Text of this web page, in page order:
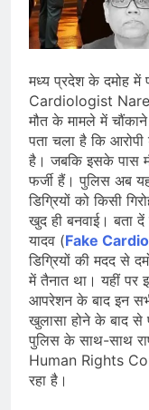
मध्य प्रदेश के दमोह में
Cardiologist
मौत के मामले में
पता चला है कि आरोपी
है। जबकि इसके पास
फर्जी हैं। पुलिस अब
डिग्रियों को किसी
खुद ही बनवाई। बता दें
यादव (Fake
डिग्रियों की मदद से
में तैनात था। यहीं पर
आपरेशन के बाद इन
खुलासा होने के बाद
पुलिस के साथ-साथ
Human Rights
रहा है।